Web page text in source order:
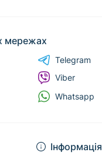
Інформація
мережах
Telegram
Viber
Whatsapp